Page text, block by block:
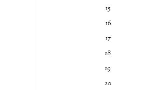
15
16
17
18
19
20